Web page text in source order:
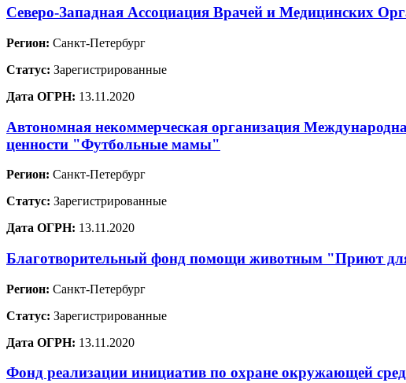
Северо-Западная Ассоциация Врачей и Медицинских
Регион: Санкт-Петербург
Статус: Зарегистрированные
Дата ОГРН: 13.11.2020
Автономная некоммерческая организация
ценности "Футбольные мамы"
Регион: Санкт-Петербург
Статус: Зарегистрированные
Дата ОГРН: 13.11.2020
Благотворительный фонд помощи животным "Приют
Регион: Санкт-Петербург
Статус: Зарегистрированные
Дата ОГРН: 13.11.2020
Фонд реализации инициатив по охране окружающей